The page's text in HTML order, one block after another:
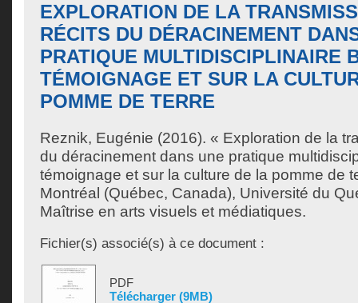
EXPLORATION DE LA
RÉCITS DU DÉRACINEMENT
PRATIQUE MULTIDISCIPLINAIRE
TÉMOIGNAGE ET SUR LA
POMME DE TERRE
Reznik, Eugénie (2016). « Exploration de la
du déracinement dans une pratique
témoignage et sur la culture de la pomme de
Montréal (Québec, Canada), Université du
Maîtrise en arts visuels et médiatiques.
Fichier(s) associé(s) à ce document :
PDF
Télécharger (9MB)